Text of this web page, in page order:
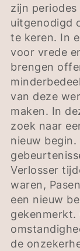
zijn
uitgenodigd
te keren. In
voor vrede
brengen
van deze
maken. In
zoek naar
nieuw
Verlosser
waren,
een nieuw
gekenmerkt.
de